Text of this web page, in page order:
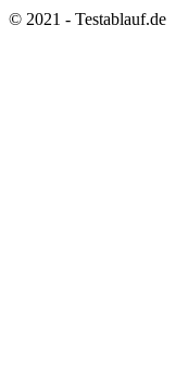
© 2021 - Testablauf.de